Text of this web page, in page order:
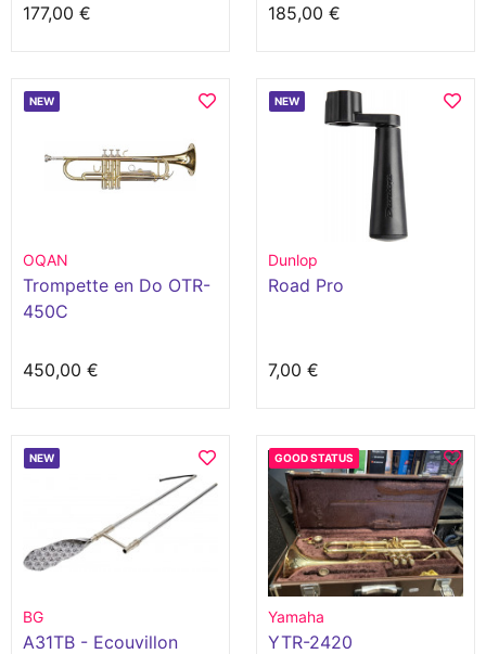
177,00 € 185,00 €
NEW
OQAN
Trompette en Do OTR-
450C
450,00 €
NEW
Dunlop
Road Pro
7,00 €
NEW
BG
A31TB - Ecouvillon
GOOD STATUS
Yamaha
YTR-2420